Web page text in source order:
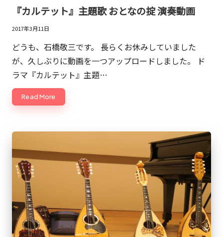
現
は
マ
ー
ケ
ッ
タ
や
発
明
家
一
面
も。
『カルテット』主題歌 おとなの掟 演奏動画
2017年3月11日
どうも、石橋敬三です。 長らくお休みしていました
が、久しぶりに動画を一つアップロードしました。 ド
ラマ『カルテット』主題…
Read More